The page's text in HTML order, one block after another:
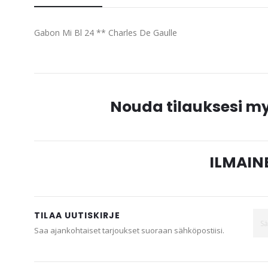
of
gallery
Gabon Mi Bl 24 ** Charles De Gaulle
Nouda tilauksesi
TILAA UUTISKIRJE
Saa ajankohtaiset tarjoukset suoraan sähköpostiisi.